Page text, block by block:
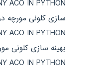
ACO IN PYTHON
سازی کلونی مورچه
ACO IN PYTHON
بهینه سازی کلونی
ACO IN PYTHON